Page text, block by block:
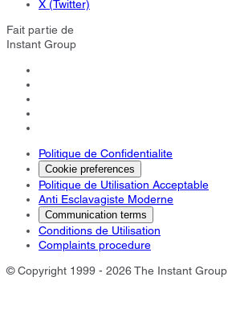
X (Twitter)
Fait partie de
Instant Group
Politique de Confidentialite
Cookie preferences
Politique de Utilisation Acceptable
Anti Esclavagiste Moderne
Communication terms
Conditions de Utilisation
Complaints procedure
© Copyright 1999 - 2026 The Instant Group